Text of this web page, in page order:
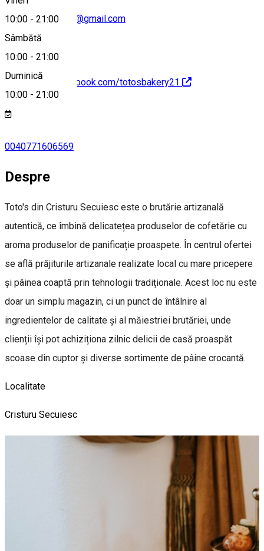
10:00 - 21:00
Sâmbătă
10:00 - 21:00
Duminică
10:00 - 21:00
totosbakery2021@gmail.com
https://www.facebook.com/totosbakery21
0040771606569
Despre
Toto's din Cristuru Secuiesc este o brutărie artizanală
autentică, ce îmbină delicatețea produselor de cofetărie cu
aroma produselor de panificație proaspete. În centrul ofertei
se află prăjiturile artizanale realizate local cu mare pricepere
și pâinea coaptă prin tehnologii tradiționale. Acest loc nu este
doar un simplu magazin, ci un punct de întâlnire al
ingredientelor de calitate și al măiestriei brutăriei, unde
clienții își pot achiziționa zilnic delicii de casă proaspăt
scoase din cuptor și diverse sortimente de pâine crocantă.
Localitate
Cristuru Secuiesc